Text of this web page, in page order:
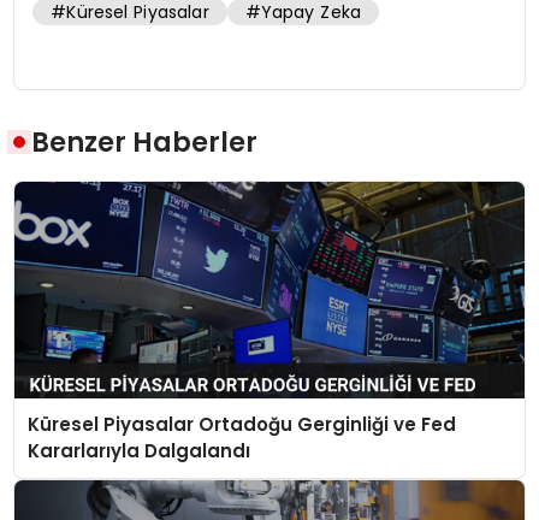
#Küresel Piyasalar #Yapay Zeka
Benzer Haberler
Küresel Piyasalar Ortadoğu Gerginliği ve Fed
Kararlarıyla Dalgalandı